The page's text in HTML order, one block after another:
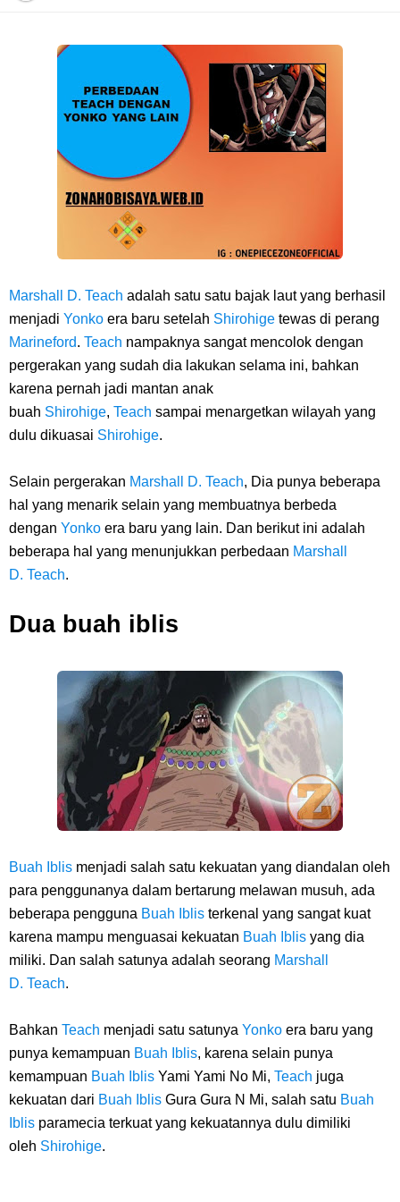
Sangat Mudah
7 Fakta Franky One Piece, Pernah Dapat Tawaran Buah Iblis Mera
Mera No Mi
Profil Anwar Hafid, Politisi Yang Mernjadi Gubernur Provinsi Sulawesi
Resep Pesmol Ikan Mas, Makanan Khas Sunda Dengan Rasa Yang
Arti Bendera Barbados, Negara Kepulauan Yang Terletak Di Kawasan
Karibia
Caranya Disini
7 Fakta Elbaph One Piece, Menjadi Tempat Yang Sangat Ingin
7 Fakta Ivankov One Piece, Orang Yang Mampu Menipu Sensor
Wanita Milik Sanji
7 Klub Pertama Yang Menjuarai Liga Champions, Apa Klub Jagoan
Kamu Termasuk
Arti Bendera Palau, Negara Kepulauan Yang Berada Di Kawasan
Cara Membuat Linktree Instagram, Sangat Mudah Untuk Kamu
Lakukan Sendiri
Profil Slamet Rahardjo, Aktor Dengan Peran Penting Dalam Perfilman
Indonesia
Resep Roti Panggang, Sangat Mudah Untuk Menjadi Cemilan
Marshall D. Teach adalah satu satu bajak laut yang berhasil
menjadi Yonko era baru setelah Shirohige tewas di perang
Marineford. Teach nampaknya sangat mencolok dengan
pergerakan yang sudah dia lakukan selama ini, bahkan
karena pernah jadi mantan anak
buah Shirohige, Teach sampai menargetkan wilayah yang
dulu dikuasai Shirohige.
Selain pergerakan Marshall D. Teach, Dia punya beberapa
hal yang menarik selain yang membuatnya berbeda
dengan Yonko era baru yang lain. Dan berikut ini adalah
beberapa hal yang menunjukkan perbedaan Marshall
D. Teach.
Dua buah iblis
Buah Iblis menjadi salah satu kekuatan yang diandalan oleh
para penggunanya dalam bertarung melawan musuh, ada
beberapa pengguna Buah Iblis terkenal yang sangat kuat
karena mampu menguasai kekuatan Buah Iblis yang dia
miliki. Dan salah satunya adalah seorang Marshall
D. Teach.
Bahkan Teach menjadi satu satunya Yonko era baru yang
punya kemampuan Buah Iblis, karena selain punya
kemampuan Buah Iblis Yami Yami No Mi, Teach juga
kekuatan dari Buah Iblis Gura Gura N Mi, salah satu Buah
Iblis paramecia terkuat yang kekuatannya dulu dimiliki
oleh Shirohige.